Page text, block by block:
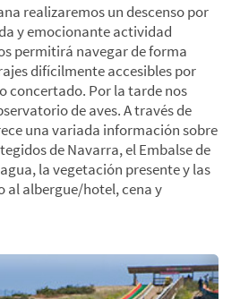
realizaremos un descenso por
y emocionante actividad
permitirá navegar de forma
difícilmente accesibles por
concertado. Por la tarde nos
de aves. A través de
una variada información sobre
de Navarra, el Embalse de
la vegetación presente y las
al albergue/hotel, cena y